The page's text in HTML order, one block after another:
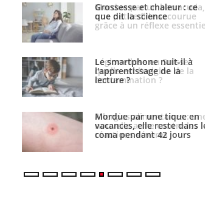
Mordue par un barracuda,
une petite fille secourue
grâce à un réflexe essentiel
Légionellose en Suisse :
quelle est l’origine de la
contamination ?
Allergies alimentaires : une
nouvelle arme contre les
réactions sévères